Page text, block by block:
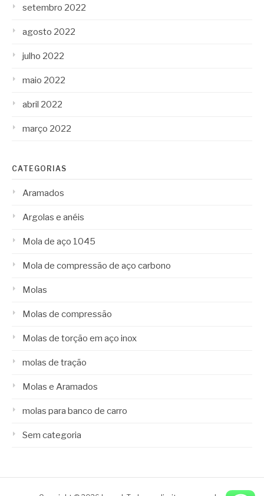
setembro 2022
agosto 2022
julho 2022
maio 2022
abril 2022
março 2022
CATEGORIAS
Aramados
Argolas e anéis
Mola de aço 1045
Mola de compressão de aço carbono
Molas
Molas de compressão
Molas de torção em aço inox
molas de tração
Molas e Aramados
molas para banco de carro
Sem categoria